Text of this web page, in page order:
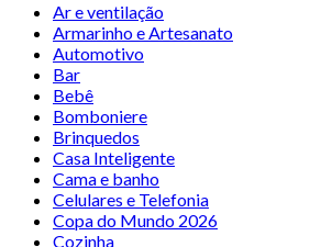
Ar e ventilação
Armarinho e Artesanato
Automotivo
Bar
Bebê
Bomboniere
Brinquedos
Casa Inteligente
Cama e banho
Celulares e Telefonia
Copa do Mundo 2026
Cozinha